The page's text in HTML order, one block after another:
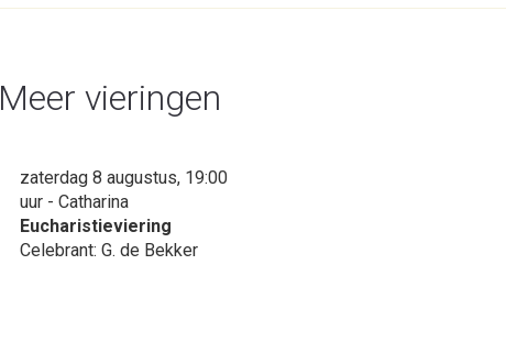
Meer vieringen
zaterdag 8 augustus, 19:00
uur - Catharina
Eucharistieviering
Celebrant: G. de Bekker